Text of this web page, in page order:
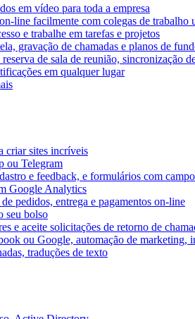
em vídeo para toda a empresa
line facilmente com colegas de trabalho
e trabalhe em tarefas e projetos
gravação de chamadas e planos de
de sala de reunião, sincronização
em qualquer lugar
criar sites incríveis
ou Telegram
e feedback, e formulários com
Google Analytics
pedidos, entrega e pagamentos on-line
seu bolso
e aceite solicitações de retorno de
ou Google, automação de marketing,
traduções de texto